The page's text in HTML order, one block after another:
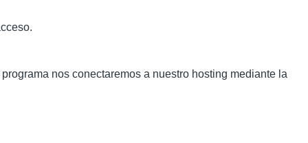
nos conectaremos a nuestro hosting mediante la